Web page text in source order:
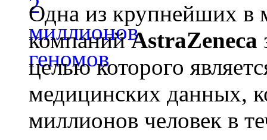
Одна из крупнейших в
компанийAstraZeneca
целью которого
медицинских данных,
миллионов человек в